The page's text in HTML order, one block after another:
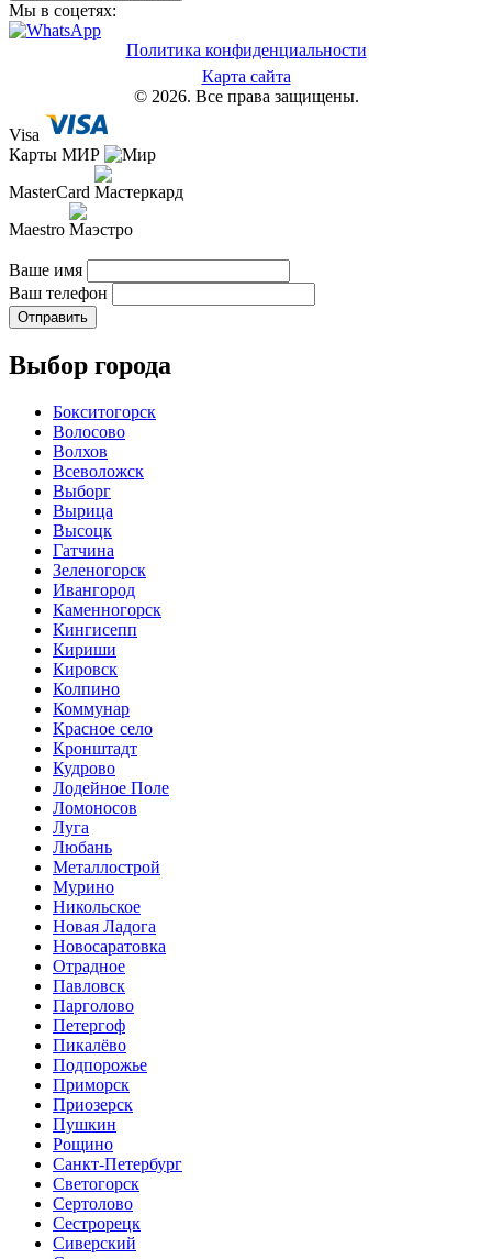
Мы в соцетях:
Политика конфиденциальности
Карта сайта
© 2026. Все права защищены.
Visa
Карты МИР
MasterCard
Maestro
Ваше имя
Ваш телефон
Отправить
Выбор города
Бокситогорск
Волосово
Волхов
Всеволожск
Выборг
Вырица
Высоцк
Гатчина
Зеленогорск
Ивангород
Каменногорск
Кингисепп
Кириши
Кировск
Колпино
Коммунар
Красное село
Кронштадт
Кудрово
Лодейное Поле
Ломоносов
Луга
Любань
Металлострой
Мурино
Никольское
Новая Ладога
Новосаратовка
Отрадное
Павловск
Парголово
Петергоф
Пикалёво
Подпорожье
Приморск
Приозерск
Пушкин
Рощино
Санкт-Петербург
Светогорск
Сертолово
Сестрорецк
Сиверский